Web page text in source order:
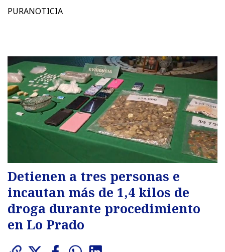
PURANOTICIA
Detienen a tres personas e
incautan más de 1,4 kilos de
droga durante procedimiento
en Lo Prado